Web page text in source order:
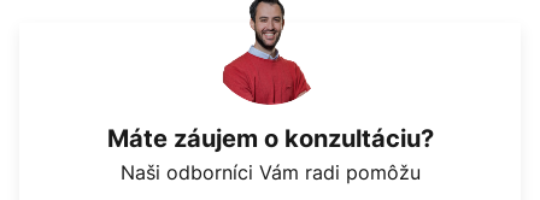
Máte záujem o konzultáciu?
Naši odborníci Vám radi pomôžu